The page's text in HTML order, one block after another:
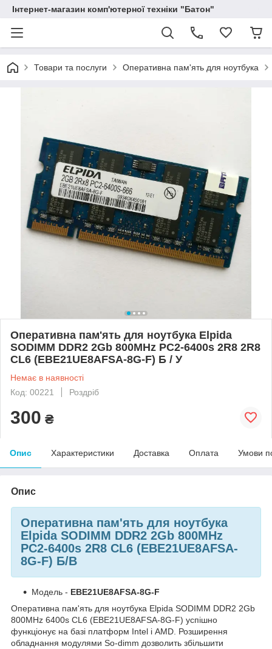
Інтернет-магазин комп'ютерної техніки "Батон"
Товари та послуги Оперативна пам'ять для ноутбука
Оперативна пам'ять для ноутбука Elpida
SODIMM DDR2 2Gb 800MHz PC2-6400s 2R8 2R8
CL6 (EBE21UE8AFSA-8G-F) Б / У
Немає в наявності
Код: 00221
Роздріб
300 ₴
Опис Характеристики Доставка Оплата Умови
Опис
Оперативна пам'ять для ноутбука
Elpida SODIMM DDR2 2Gb 800MHz
PC2-6400s 2R8 CL6 (EBE21UE8AFSA-
8G-F) Б/В
Модель - EBE21UE8AFSA-8G-F
Оперативна пам'ять для ноутбука Elpida SODIMM DDR2 2Gb
800MHz 6400s CL6 (EBE21UE8AFSA-8G-F) успішно
функціонує на базі платформ Intel і AMD. Розширення
обладнання модулями So-dimm дозволить збільшити